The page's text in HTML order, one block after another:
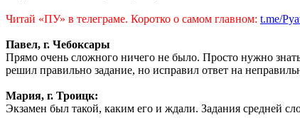
Читай «ПУ» в телеграме. Коротко о самом главном: t.me/
Павел, г. Чебоксары
Прямо очень сложного ничего не было. Просто нужно
решил правильно задание, но исправил ответ на
Мария, г. Троицк:
Экзамен был такой, каким его и ждали. Задания средней